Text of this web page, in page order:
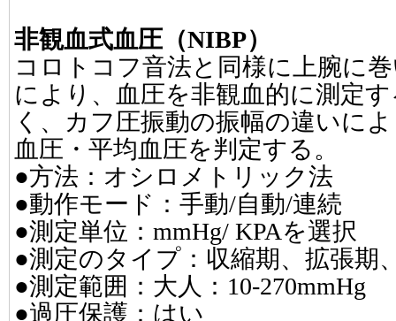
非観血式血圧（NIBP）
コロトコフ音法と同様に上腕に
により、血圧を非観血的に測定
く、カフ圧振動の振幅の違いに
血圧・平均血圧を判定する。
●方法：オシロメトリック法
●動作モード：手動/自動/連続
●測定単位：mmHg/ KPAを選択
●測定のタイプ：収縮期、拡張期
●測定範囲：大人：10-270mmHg
●過圧保護：はい